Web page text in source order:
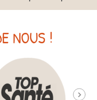
NOUS !